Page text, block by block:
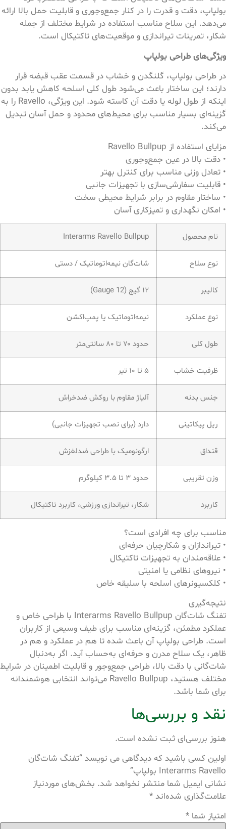
بولپاپ، دقت و قدرت را در کنار جمع‌وجوری و قابلیت حمل بالا ارائه
می‌دهد. این سلاح مناسب استفاده در شرایط مختلف از جمله
شکار، تمرینات تیراندازی و موقعیت‌های تاکتیکال است.
ویژگی‌های طراحی بولپاپ
در طراحی بولپاپ، گلنگدن و خشاب در قسمت عقب قبضه قرار
دارند؛ این ساختار باعث می‌شود طول کلی اسلحه کاهش یابد بدون
اینکه از طول لوله یا دقت آن کاسته شود. این ویژگی، Ravello را به
گزینه‌ای بسیار مناسب برای محیط‌های محدود و حمل آسان تبدیل
می‌کند.
مزایای استفاده از Ravello Bullpup
• دقت بالا در عین جمع‌وجوری
• تعادل وزنی مناسب برای کنترل بهتر
• قابلیت سفارشی‌سازی با تجهیزات جانبی
• ساختار مقاوم در برابر شرایط محیطی سخت
• امکان نگهداری و تمیزکاری آسان
نام محصول Interarms Ravello Bullpup
نوع سلاح شات‌گان نیمه‌اتوماتیک / دستی
کالیبر ۱۲ گیج (12 Gauge)
نوع عملکرد نیمه‌اتوماتیک یا پمپ‌اکشن
طول کلی حدود ۷۰ تا ۸۰ سانتی‌متر
ظرفیت خشاب ۵ تا ۱۰ تیر
جنس بدنه آلیاژ مقاوم با روکش ضدخراش
ریل پیکاتینی دارد (برای نصب تجهیزات جانبی)
قنداق ارگونومیک با طراحی ضدلغزش
وزن تقریبی حدود ۳ تا ۳.۵ کیلوگرم
کاربرد شکار، تیراندازی ورزشی، کاربرد تاکتیکال
مناسب برای چه افرادی است؟
• تیراندازان و شکارچیان حرفه‌ای
• علاقه‌مندان به تجهیزات تاکتیکال
• نیروهای نظامی یا امنیتی
• کلکسیونرهای اسلحه با سلیقه خاص
نتیجه‌گیری
تفنگ شات‌گان Interarms Ravello Bullpup با طراحی خاص و
عملکرد مطمئن، گزینه‌ای مناسب برای طیف وسیعی از کاربران
است. طراحی بولپاپ آن باعث شده تا هم در عملکرد و هم در
ظاهر، یک سلاح مدرن و حرفه‌ای به‌حساب آید. اگر به‌دنبال
شات‌گانی با دقت بالا، طراحی جمع‌وجور و قابلیت اطمینان در شرایط
مختلف هستید، Ravello Bullpup می‌تواند انتخابی هوشمندانه
برای شما باشد.
نقد و بررسی‌ها
هنوز بررسی‌ای ثبت نشده است.
اولین کسی باشید که دیدگاهی می نویسد “تفنگ شات‌گان
Interarms Ravello بولپاپ”
نشانی ایمیل شما منتشر نخواهد شد. بخش‌های موردنیاز
علامت‌گذاری شده‌اند *
امتیاز شما *